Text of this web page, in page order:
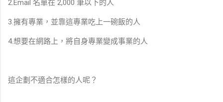
2.Email 名單在 2,000 筆以下的人
3.擁有專業，並靠這專業吃上一碗飯的人
4.想要在網路上，將自身專業變成事業的人
這企劃不適合怎樣的人呢？